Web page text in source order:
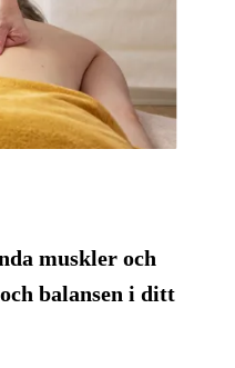
muskler och
balansen i ditt